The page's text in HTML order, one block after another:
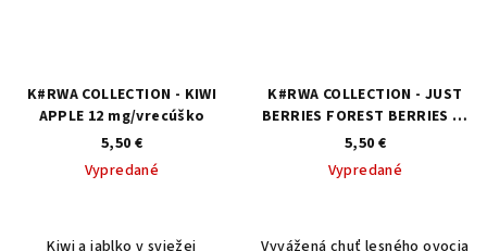
K#RWA COLLECTION - KIWI
APPLE 12 mg/vrecúško
5,50 €
Vypredané
K#RWA COLLECTION - JUST
BERRIES FOREST BERRIES 12
mg/vrecúško
5,50 €
Vypredané